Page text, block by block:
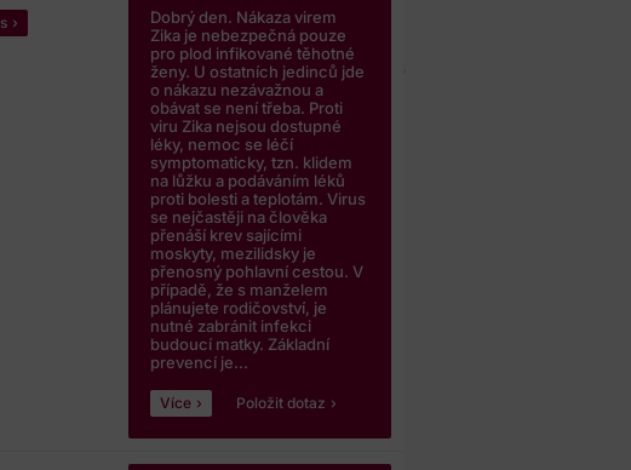
Dobrý den. Nákaza virem
Zika je nebezpečná pouze
pro plod infikované těhotné
ženy. U ostatních jedinců jde
o nákazu nezávažnou a
obávat se není třeba. Proti
viru Zika nejsou dostupné
léky, nemoc se léčí
symptomaticky, tzn. klidem
na lůžku a podáváním léků
proti bolesti a teplotám. Virus
se nejčastěji na člověka
přenáší krev sajícími
moskyty, mezilidsky je
přenosný pohlavní cestou. V
případě, že s manželem
plánujete rodičovství, je
nutné zabránit infekci
budoucí matky. Základní
prevencí je...
Více Položit dotaz